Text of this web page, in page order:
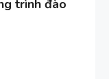
trình đào